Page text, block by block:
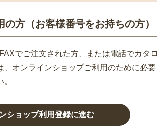
方（お客様番号をお持ちの方）
でご注文された方、または電話でカタロ
、オンラインショップご利用のために必要